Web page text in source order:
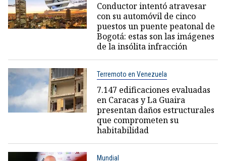
Conductor intentó atravesar
con su automóvil de cinco
puestos un puente peatonal de
Bogotá: estas son las imágenes
de la insólita infracción
Terremoto en Venezuela
7.147 edificaciones evaluadas
en Caracas y La Guaira
presentan daños estructurales
que comprometen su
habitabilidad
Mundial